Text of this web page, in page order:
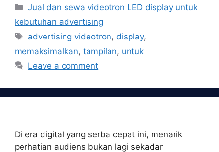
Categories
Jual dan sewa videotron LED display untuk
kebutuhan advertising
Tags
advertising videotron, display,
memaksimalkan, tampilan, untuk
Leave a comment
Di era digital yang serba cepat ini, menarik
perhatian audiens bukan lagi sekadar